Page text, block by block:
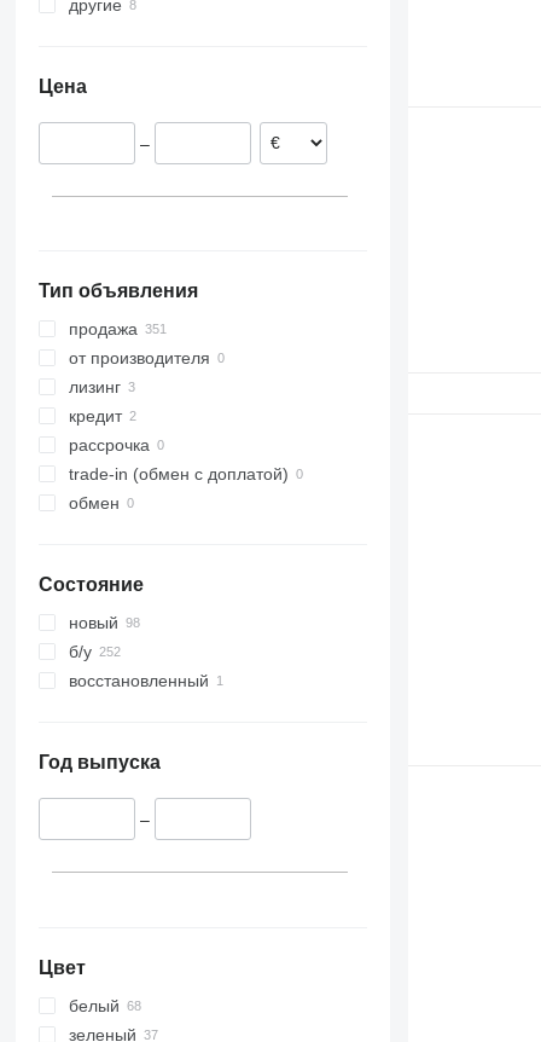
Китай
Грузия
другие
Цена
–
Тип объявления
продажа
от производителя
лизинг
кредит
рассрочка
trade-in (обмен с доплатой)
обмен
Состояние
новый
б/у
восстановленный
Год выпуска
–
Цвет
белый
зеленый